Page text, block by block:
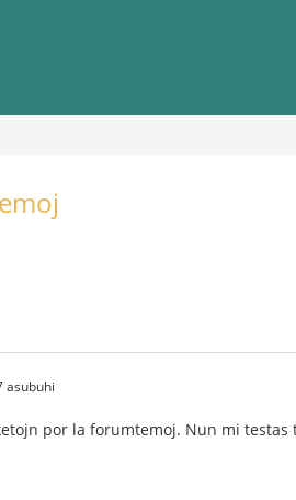
asubuhi
por la forumtemoj. Nun mi testas